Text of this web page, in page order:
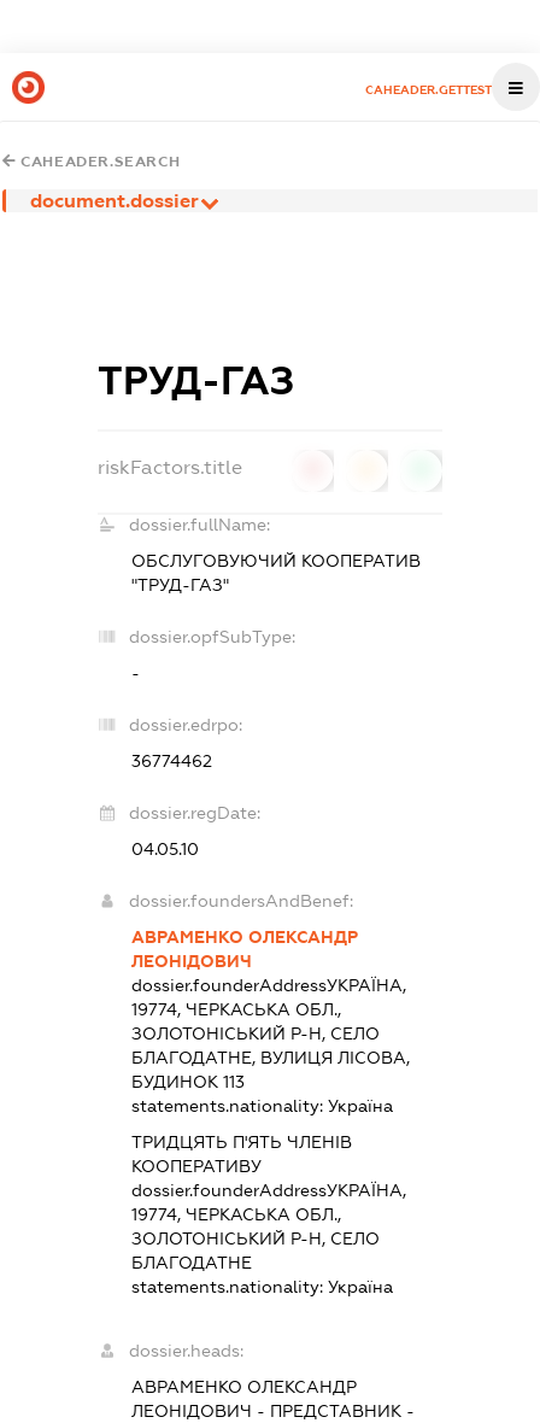
CAHEADER.GETTEST
CAHEADER.SEARCH
document.dossier
ТРУД-ГАЗ
riskFactors.title
dossier.fullName:
ОБСЛУГОВУЮЧИЙ КООПЕРАТИВ
"ТРУД-ГАЗ"
dossier.opfSubType:
-
dossier.edrpo:
36774462
dossier.regDate:
04.05.10
dossier.foundersAndBenef:
АВРАМЕНКО ОЛЕКСАНДР
ЛЕОНІДОВИЧ
dossier.founderAddressУКРАЇНА,
19774, ЧЕРКАСЬКА ОБЛ.,
ЗОЛОТОНІСЬКИЙ Р-Н, СЕЛО
БЛАГОДАТНЕ, ВУЛИЦЯ ЛІСОВА,
БУДИНОК 113
statements.nationality: Україна
ТРИДЦЯТЬ П'ЯТЬ ЧЛЕНІВ
КООПЕРАТИВУ
dossier.founderAddressУКРАЇНА,
19774, ЧЕРКАСЬКА ОБЛ.,
ЗОЛОТОНІСЬКИЙ Р-Н, СЕЛО
БЛАГОДАТНЕ
statements.nationality: Україна
dossier.heads:
АВРАМЕНКО ОЛЕКСАНДР
ЛЕОНІДОВИЧ - ПРЕДСТАВНИК -